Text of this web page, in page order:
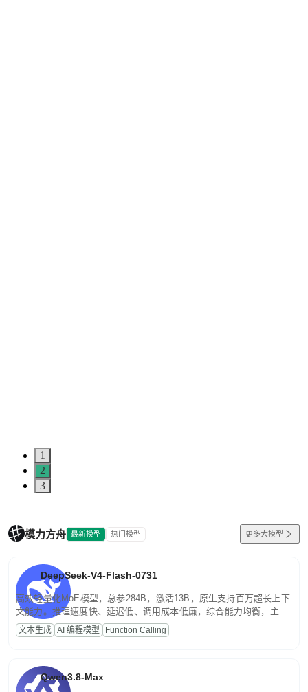
1
2
3
模力方舟 最新模型 热门模型 更多大模型
DeepSeek-V4-Flash-0731
高效轻量化MoE模型，总参284B，激活13B，原生支持百万超长上下
文能力。推理速度快、延迟低、调用成本低廉，综合能力均衡，主打
高并发、轻量化任务，适合日常对话、内容创作、基础 RAG、批量
文案处理等普惠刚需场景。
文本生成 AI 编程模型 Function Calling
Qwen3.8-Max